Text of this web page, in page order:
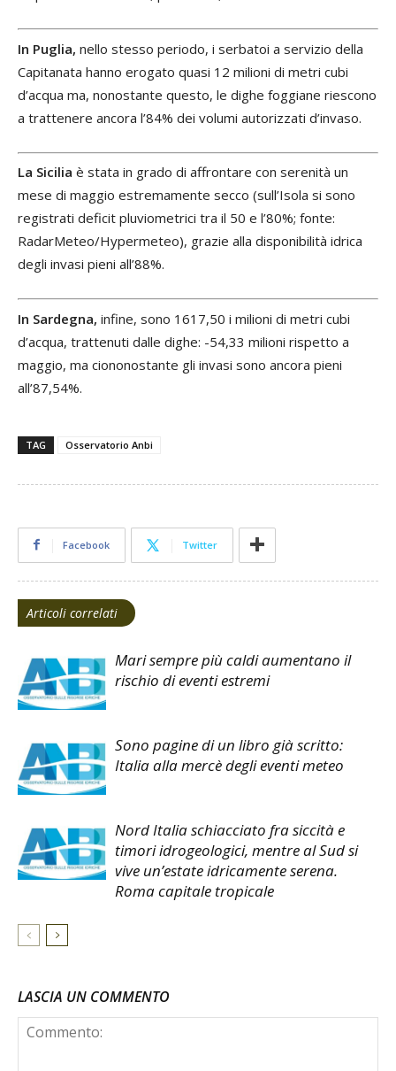
In Puglia, nello stesso periodo, i serbatoi a servizio della
Capitanata hanno erogato quasi 12 milioni di metri cubi
d’acqua ma, nonostante questo, le dighe foggiane riescono
a trattenere ancora l’84% dei volumi autorizzati d’invaso.
La Sicilia è stata in grado di affrontare con serenità un
mese di maggio estremamente secco (sull’Isola si sono
registrati deficit pluviometrici tra il 50 e l’80%; fonte:
RadarMeteo/Hypermeteo), grazie alla disponibilità idrica
degli invasi pieni all’88%.
In Sardegna, infine, sono 1617,50 i milioni di metri cubi
d’acqua, trattenuti dalle dighe: -54,33 milioni rispetto a
maggio, ma ciononostante gli invasi sono ancora pieni
all’87,54%.
TAG Osservatorio Anbi
Facebook Twitter
Articoli correlati
Mari sempre più caldi aumentano il
rischio di eventi estremi
Sono pagine di un libro già scritto:
Italia alla mercè degli eventi meteo
Nord Italia schiacciato fra siccità e
timori idrogeologici, mentre al Sud si
vive un’estate idricamente serena.
Roma capitale tropicale
LASCIA UN COMMENTO